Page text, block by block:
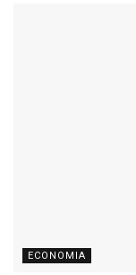
ECONOMIA